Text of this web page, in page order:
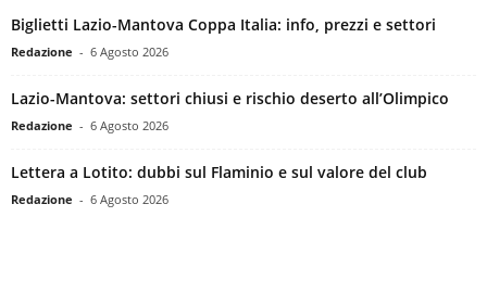
Biglietti Lazio-Mantova Coppa Italia: info, prezzi e settori
Redazione - 6 Agosto 2026
Lazio-Mantova: settori chiusi e rischio deserto all’Olimpico
Redazione - 6 Agosto 2026
Lettera a Lotito: dubbi sul Flaminio e sul valore del club
Redazione - 6 Agosto 2026